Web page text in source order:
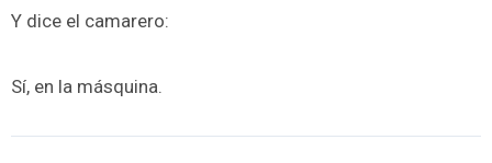
Y dice el camarero:
Sí, en la másquina.